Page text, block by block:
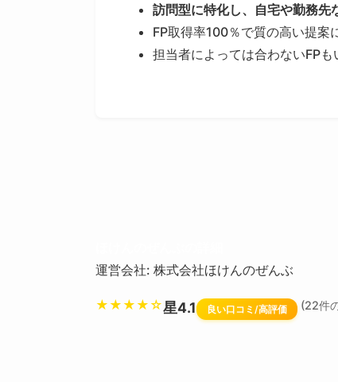
訪問型に特化し、自宅や勤務先
FP取得率100％で質の高い提案
担当者によっては合わないFPも
運営会社: 株式会社ほけんのぜんぶ
★★★★☆星4.1 良い口コミ/高評価 (22件